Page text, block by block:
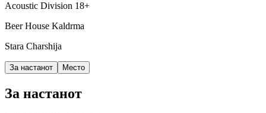
Acoustic Division 18+
Beer House Kaldrma
Stara Charshija
За настанот Место
За настанот